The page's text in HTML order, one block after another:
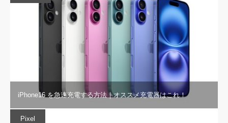
iPhone16 を急速充電する方法｜オススメ充電器はこれ！
Pixel